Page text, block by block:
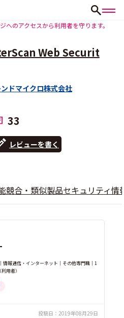
へのアクセスから利用者を守ります。
Web Securit
ンドマイクロ株式会社
33
レビューを書く
競合・類似製品セキュリティ情
情報通信・インターネット｜その他専門職｜1
用者）
投稿日： 2019年08月29日